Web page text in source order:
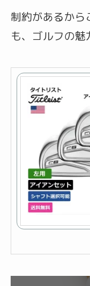
制約があるから
も、ゴルフの魅